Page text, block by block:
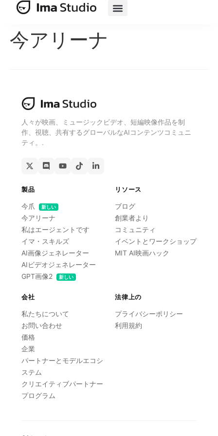
今アリーナ
人々が映画、ミュージックビデオ、短編映像作品を制
作、視聴、共有するグローバルなAIコンテンツコミュニ
ティ。.
製品
今爪 新しい
今アリーナ
私はエージェントです
イマ・スキルズ
AI画像ジェネレーター
AIビデオジェネレーター
GPT画像2
新しい
リソース
ブログ
創業者より
コミュニティ
イベントとワークショップ
MIT AI映画ハック
会社
私たちについて
お問い合わせ
価格
企業
パートナーとモデルエコシ
ステム
クリエイティブパートナー
プログラム
法律上の
プライバシーポリシー
利用規約